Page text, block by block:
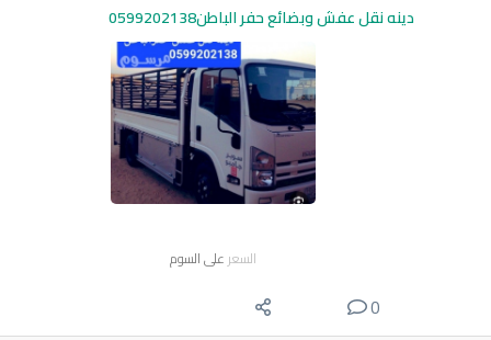
دينه نقل عفش وبضائع حفر الباطن0599202138
السعر على السوم
0